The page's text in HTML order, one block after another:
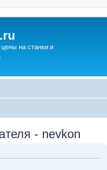
на станки и
- nevkon